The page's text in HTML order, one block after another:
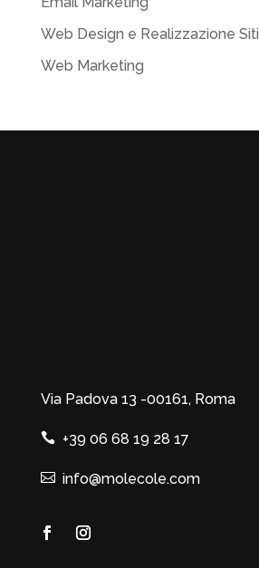
Web Design e Realizzazione Siti
Web Marketing
Via Padova 13 -00161, Roma
+39 06 68 19 28 17
info@molecole.com